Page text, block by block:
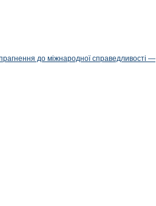
до міжнародної справедливості —